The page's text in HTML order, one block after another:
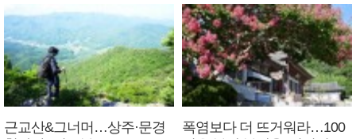
근교산&그너머…상주·문경
폭염보다 더 뜨거워라…100